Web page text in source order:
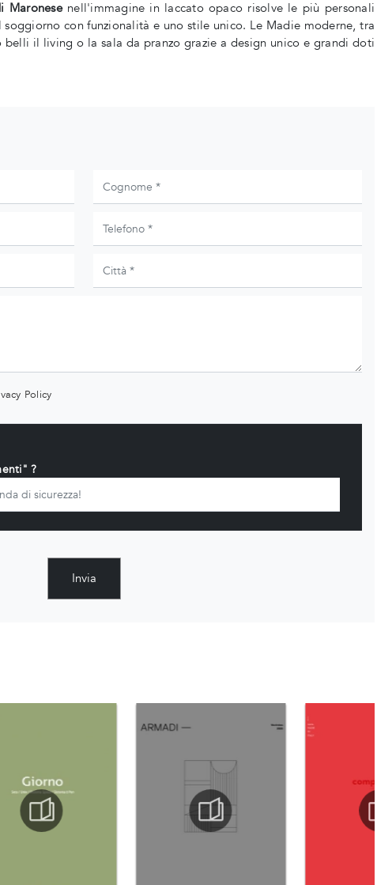
Maronesenell'immagine in laccato opaco risolve le più personali
con funzionalità e uno stile unico. Le Madie moderne, tra
il living o la sala da pranzo grazie a design unico e grandi doti
Policy
?
Invia